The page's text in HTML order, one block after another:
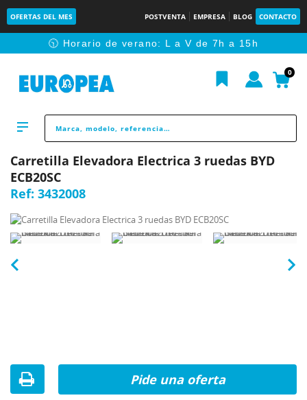
OFERTAS DEL MES POSTVENTA EMPRESA BLOG CONTACTO
🕥 Horario de verano: L a V de 7h a 15h
0
Carretilla Elevadora Electrica 3 ruedas BYD
ECB20SC
Ref: 3432008
Pide una oferta